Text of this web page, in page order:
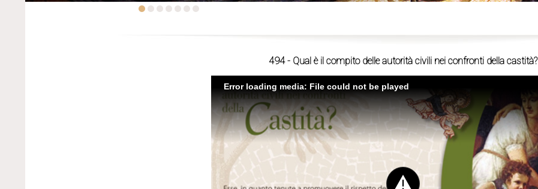
494 - Qual è il compito delle autorità civili nei confronti della castità?
Error loading media: File could not be played